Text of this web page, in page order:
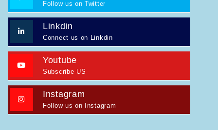
Follow us on Twitter
Linkdin
Connect us on Linkdin
Youtube
Subscribe US
Instagram
Follow us on Instagram